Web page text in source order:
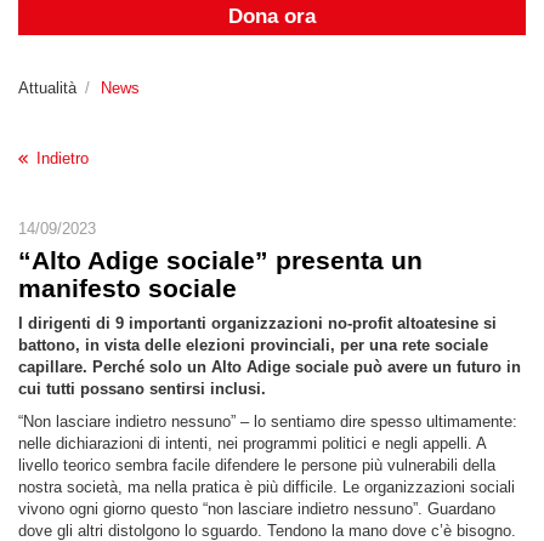
Dona ora
Attualità News
Indietro
14/09/2023
“Alto Adige sociale” presenta un
manifesto sociale
I dirigenti di 9 importanti organizzazioni no-profit altoatesine si
battono, in vista delle elezioni provinciali, per una rete sociale
capillare. Perché solo un Alto Adige sociale può avere un futuro in
cui tutti possano sentirsi inclusi.
“Non lasciare indietro nessuno” – lo sentiamo dire spesso ultimamente:
nelle dichiarazioni di intenti, nei programmi politici e negli appelli. A
livello teorico sembra facile difendere le persone più vulnerabili della
nostra società, ma nella pratica è più difficile. Le organizzazioni sociali
vivono ogni giorno questo “non lasciare indietro nessuno”. Guardano
dove gli altri distolgono lo sguardo. Tendono la mano dove c’è bisogno.